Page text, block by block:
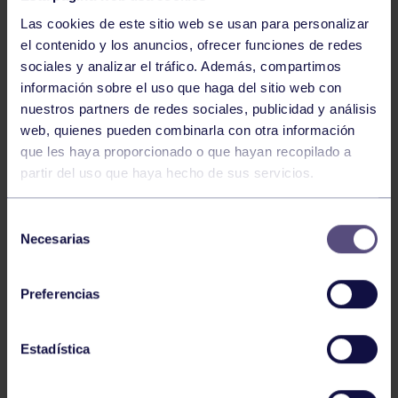
Las cookies de este sitio web se usan para personalizar
el contenido y los anuncios, ofrecer funciones de redes
sociales y analizar el tráfico. Además, compartimos
información sobre el uso que haga del sitio web con
nuestros partners de redes sociales, publicidad y análisis
web, quienes pueden combinarla con otra información
que les haya proporcionado o que hayan recopilado a
partir del uso que haya hecho de sus servicios.
Necesarias
Preferencias
Estadística
Baloncesto
ÚLTIMOS RESULTADOS DE LA SECCIÓN
Baloncesto